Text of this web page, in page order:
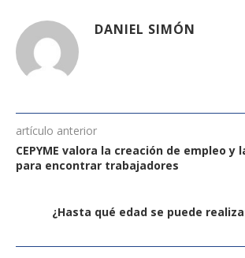
DANIEL SIMÓN
artículo anterior
CEPYME valora la creación de empleo y
para encontrar trabajadores
¿Hasta qué edad se puede